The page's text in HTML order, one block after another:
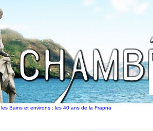
Bains et environs : les 40 ans de la Frapna